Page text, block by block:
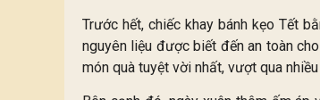
Trước hết, chiếc khay bánh kẹo Tết
nguyên liệu được biết đến an toàn
món quà tuyệt vời nhất, vượt qua